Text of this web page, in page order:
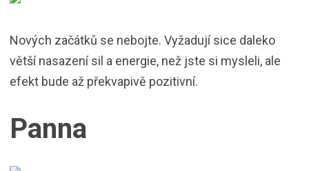
Nových začátků se nebojte. Vyžadují sice daleko
větší nasazení sil a energie, než jste si mysleli, ale
efekt bude až překvapivě pozitivní.
Panna